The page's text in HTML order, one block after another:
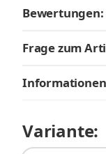
Bewertungen:
Frage zum
Variante: